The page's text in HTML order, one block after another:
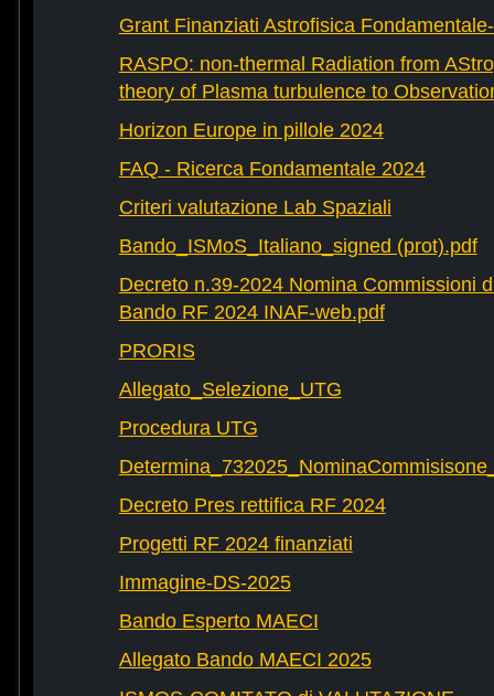
Grant Finanziati Astrofisica
RASPO: non-thermal Radiation from
theory of Plasma turbulence to
Horizon Europe in pillole 2024
FAQ - Ricerca Fondamentale 2024
Criteri valutazione Lab Spaziali
Bando_ISMoS_Italiano_signed (prot).pdf
Decreto n.39-2024 Nomina Commissioni
Bando RF 2024 INAF-web.pdf
PRORIS
Allegato_Selezione_UTG
Procedura UTG
Decreto Pres rettifica RF 2024
Progetti RF 2024 finanziati
Immagine-DS-2025
Bando Esperto MAECI
Allegato Bando MAECI 2025